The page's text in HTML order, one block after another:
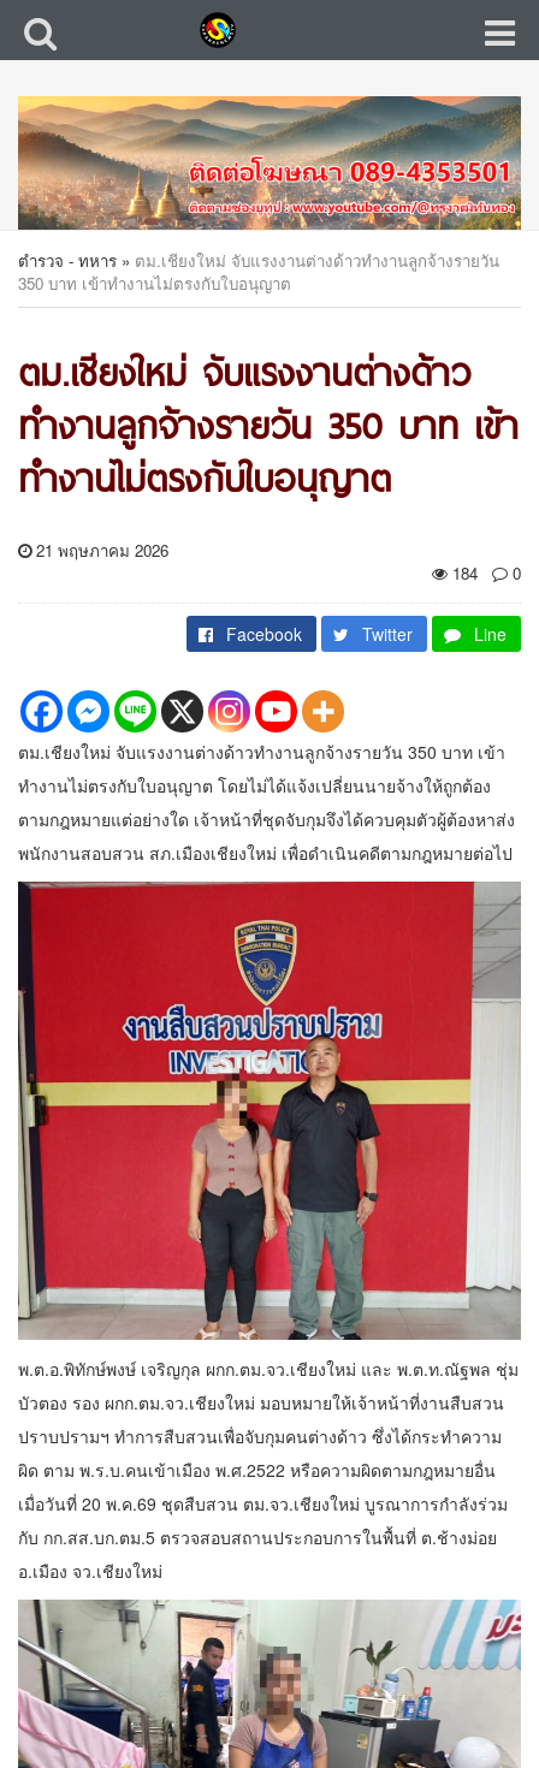
ตำรวจ - ทหาร » ตม.เชียงใหม่ จับแรงงานต่างด้าวทำงานลูกจ้างรายวัน
350 บาท เข้าทำงานไม่ตรงกับใบอนุญาต
ตม.เชียงใหม่ จับแรงงานต่างด้าว
ทำงานลูกจ้างรายวัน 350 บาท เข้า
ทำงานไม่ตรงกับใบอนุญาต
21 พฤษภาคม 2026
184
0
Facebook Twitter Line
ตม.เชียงใหม่ จับแรงงานต่างด้าวทำงานลูกจ้างรายวัน 350 บาท เข้า
ทำงานไม่ตรงกับใบอนุญาต โดยไม่ได้แจ้งเปลี่ยนนายจ้างให้ถูกต้อง
ตามกฎหมายแต่อย่างใด เจ้าหน้าที่ชุดจับกุมจึงได้ควบคุมตัวผู้ต้องหาส่ง
พนักงานสอบสวน สภ.เมืองเชียงใหม่ เพื่อดำเนินคดีตามกฎหมายต่อไป
พ.ต.อ.พิทักษ์พงษ์ เจริญกุล ผกก.ตม.จว.เชียงใหม่ และ พ.ต.ท.ณัฐพล ชุ่ม
บัวตอง รอง ผกก.ตม.จว.เชียงใหม่ มอบหมายให้เจ้าหน้าที่งานสืบสวน
ปราบปรามฯ ทำการสืบสวนเพื่อจับกุมคนต่างด้าว ซึ่งได้กระทำความ
ผิด ตาม พ.ร.บ.คนเข้าเมือง พ.ศ.2522 หรือความผิดตามกฎหมายอื่น
เมื่อวันที่ 20 พ.ค.69 ชุดสืบสวน ตม.จว.เชียงใหม่ บูรณาการกำลังร่วม
กับ กก.สส.บก.ตม.5 ตรวจสอบสถานประกอบการในพื้นที่ ต.ช้างม่อย
อ.เมือง จว.เชียงใหม่